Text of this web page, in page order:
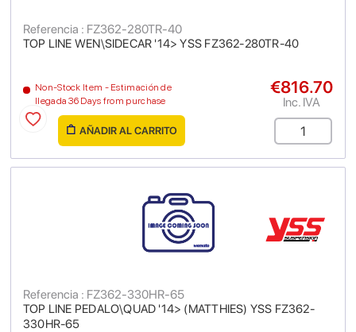
TOP LINE WEN\SIDECAR '14> YSS FZ362-280TR-40
Referencia : FZ362-280TR-40
Non-Stock Item - Estimación de
llegada 36 Days from purchase
€816.70
Inc. IVA
AÑADIR AL CARRITO
TOP LINE PEDALO\QUAD '14> (MATTHIES) YSS FZ362-
330HR-65
Referencia : FZ362-330HR-65